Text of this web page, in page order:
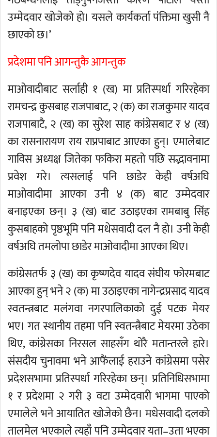
उम्मेदवार खोजेको हो। यसले कार्यकर्ता पंक्तिमा खुसी नै
छाएको छ।’
प्रदेशमा पनि आगन्तुकै आगन्तुक
माओवादीबाट सर्लाही १ (ख) मा प्रतिस्पर्धा गरिरहेका
रामचन्द्र कुसबाह राजपाबाट, २ (क) का राजकुमार यादव
राजपाबाटै, २ (ख) का सुरेश साह कांग्रेसबाट र ४ (ख)
का रासनारायण राय राप्रपाबाट आएका हुन्। एमालेबाट
गाविस अध्यक्ष जितेका फकिरा महतो पछि सद्भावनामा
प्रवेश गरे। त्यसलाई पनि छाडेर केही वर्षअघि
माओवादीमा आएका उनी ४ (क) बाट उम्मेदवार
बनाइएका छन्। ३ (ख) बाट उठाइएका रामबाबु सिंह
कुसबाहको पृष्ठभूमि पनि मधेसवादी दल नै हो। उनी केही
वर्षअघि तमलोपा छाडेर माओवादीमा आएका थिए।
कांग्रेसतर्फ ३ (ख) का कृष्णदेव यादव संघीय फोरमबाट
आएका हुन् भने २ (क) मा उठाइएका नागेन्द्रप्रसाद यादव
स्वतन्त्रबाट मलंगवा नगरपालिकाको दुई पटक मेयर
भए। गत स्थानीय तहमा पनि स्वतन्त्रैबाट मेयरमा उठेका
थिए, कांग्रेसका निरसल साहसँग थोरै मतान्तरले हारे।
संसदीय चुनावमा भने आफैंलाई हराउने कांग्रेसमा पसेर
प्रदेशसभामा प्रतिस्पर्धा गरिरहेका छन्। प्रतिनिधिसभामा
१ र प्रदेशमा २ गरी ३ वटा उम्मेदवारी भागमा पाएको
एमालेले भने आयातित खोजेको छैन। मधेसवादी दलको
तालमेल भएकाले त्यहाँ पनि उम्मेदवार यता–उता भएका